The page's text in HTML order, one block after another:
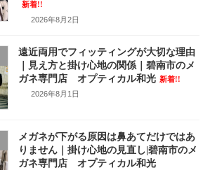
新着!!
2026年8月2日
遠近両用でフィッティングが大切な理由
｜見え方と掛け心地の関係｜碧南市のメ
ガネ専門店 オプティカル和光 新着!!
2026年8月1日
メガネが下がる原因は鼻あてだけではあ
りません｜掛け心地の見直し|碧南市のメ
ガネ専門店 オプティカル和光